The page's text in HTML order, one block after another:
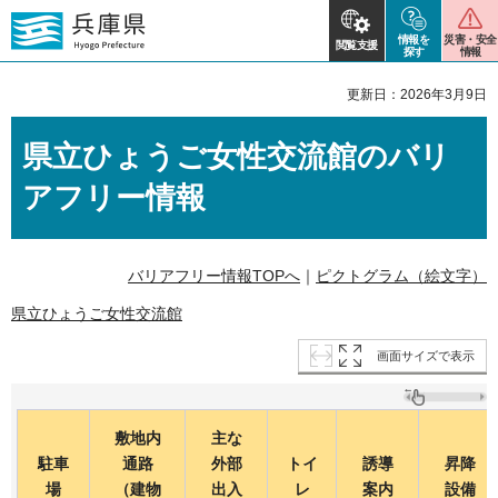
閲覧支援
情報を
探す
災害・安全
情報
更新日：2026年3月9日
県立ひょうご女性交流館のバリ
アフリー情報
バリアフリー情報TOPへ ｜ ピクトグラム（絵文字）
県立ひょうご女性交流館
画面サイズで表示
駐車
場
敷地内
通路
（建物
主な
外部
出入
トイ
レ
誘導
案内
昇降
設備